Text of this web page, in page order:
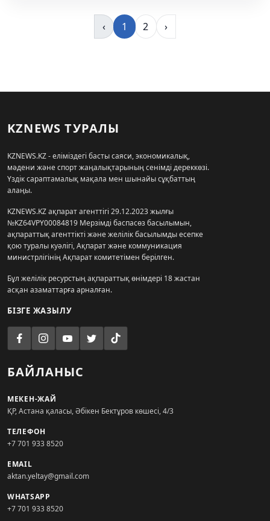
‹ 1 2 ›
KZNEWS ТУРАЛЫ
KZNEWS.KZ - еліміздегі басты саяси, экономикалық,
мәдени және спорт жаңалықтарының сенімді дереккөзі.
Үздік сараптамалық мақала мен шынайы сұқбаттың
алаңы.
KZNEWS.KZ ақпарат агенттігі 29.12.2023 жылғы
№KZ64VPY00084819 Мерзімді баспасөз басылымын,
ақпараттық агенттікті және желілік басылымды есепке
қою туралы куәлігі, Ақпарат және коммуникация
министрлігінің Ақпарат комитетімен берілген.
Бұл желілік ресурстың ақпараттық өнімдері 18 жастан
асқан азаматтарға арналған.
БІЗГЕ ЖАЗЫЛУ
БАЙЛАНЫС
МЕКЕН-ЖАЙ
ҚР, Астана қаласы, Әбікен Бектұров көшесі, 4/3
ТЕЛЕФОН
+7 701 933 8520
EMAIL
aktan.yeltay@gmail.com
WHATSAPP
+7 701 933 8520